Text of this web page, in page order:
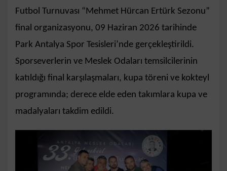
Futbol Turnuvası “Mehmet Hürcan Ertürk Sezonu”
final organizasyonu, 09 Haziran 2026 tarihinde
Park Antalya Spor Tesisleri’nde gerçekleştirildi.
Sporseverlerin ve Meslek Odaları temsilcilerinin
katıldığı final karşılaşmaları, kupa töreni ve kokteyl
programında; derece elde eden takımlara kupa ve
madalyaları takdim edildi.